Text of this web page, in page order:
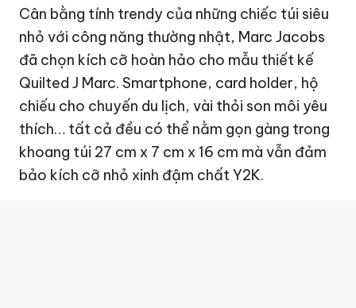
Cân bằng tính trendy của những chiếc túi siêu
nhỏ với công năng thường nhật, Marc Jacobs
đã chọn kích cỡ hoàn hảo cho mẫu thiết kế
Quilted J Marc. Smartphone, card holder, hộ
chiếu cho chuyến du lịch, vài thỏi son môi yêu
thích… tất cả đều có thể nằm gọn gàng trong
khoang túi 27 cm x 7 cm x 16 cm mà vẫn đảm
bảo kích cỡ nhỏ xinh đậm chất Y2K.